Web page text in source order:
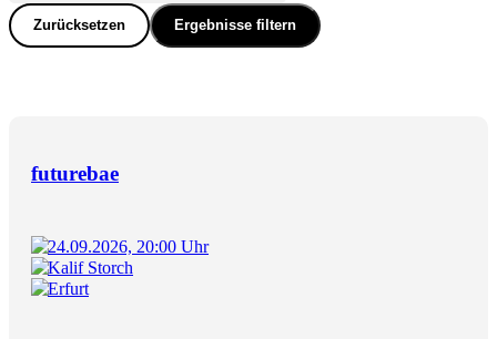
Zurücksetzen Ergebnisse filtern
futurebae
24.09.2026, 20:00 Uhr
Kalif Storch
Erfurt